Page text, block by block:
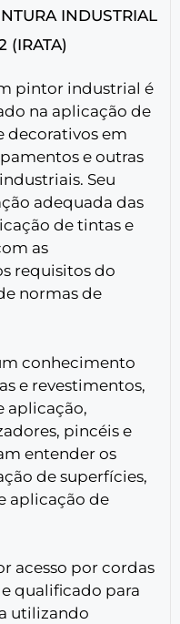
INDUSTRIAL
(IRATA)
pintor industrial é
na aplicação de
decorativos em
e outras
Seu
adequada das
de tintas e
as
requisitos do
normas de
conhecimento
e revestimentos,
aplicação,
pincéis e
entender os
de superfícies,
aplicação de
acesso por cordas
qualificado para
utilizando